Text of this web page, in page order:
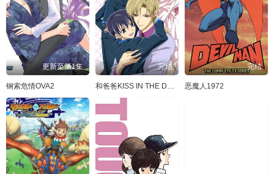
更新至第1集
钢索危情OVA2
完结
和爸爸KISS IN THE DARK
完结
恶魔人1972